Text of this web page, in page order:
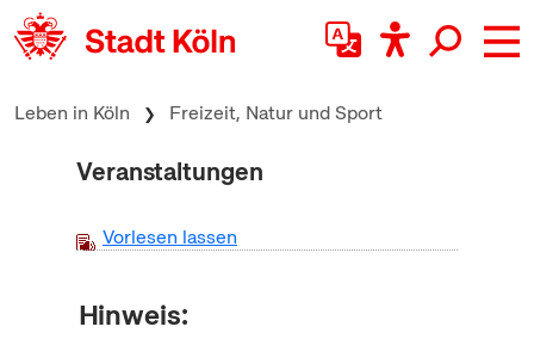
zum Inhalt springen
Leben in Köln Freizeit, Natur und Sport
Veranstaltungen
Vorlesen lassen
Hinweis: